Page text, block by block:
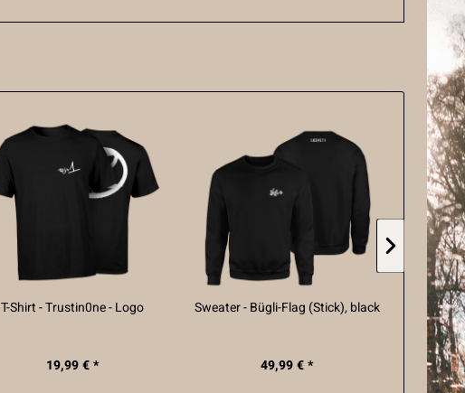
T-Shirt - Trustin0ne - Logo
19,99 € *
Sweater - Bügli-Flag (Stick), black
49,99 € *